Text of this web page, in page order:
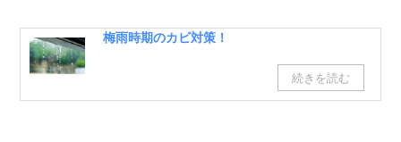
梅雨時期のカビ対策！